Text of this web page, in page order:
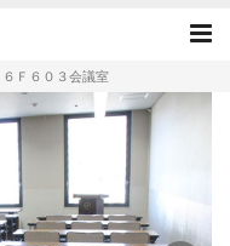
所-【本館】６Ｆ６
６Ｆ６０３会議室